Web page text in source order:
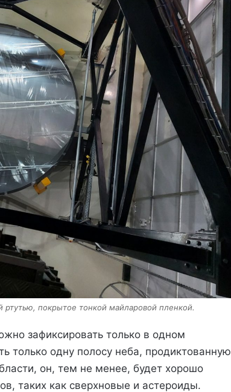
покрытое тонкой майларовой пленкой.
зафиксировать только в одном
только одну полосу неба, продиктованную
он, тем не менее, будет хорошо
таких как сверхновые и астероиды.